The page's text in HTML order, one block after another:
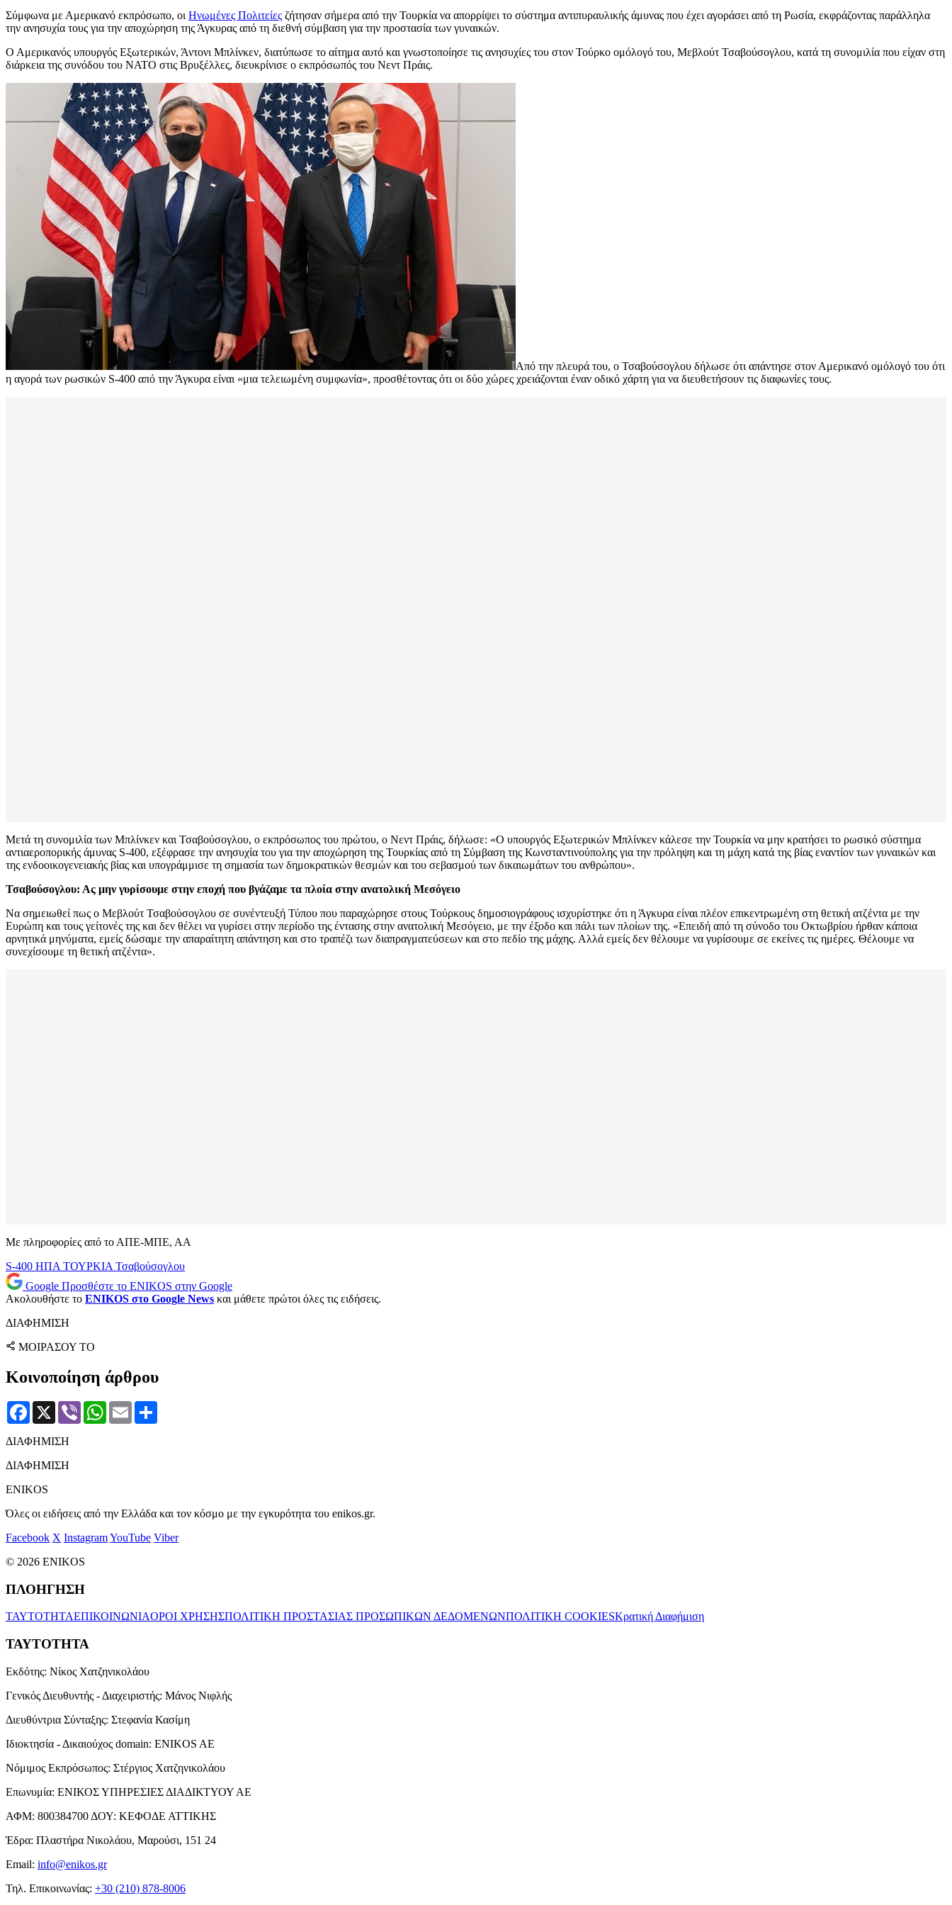
Σύμφωνα με Αμερικανό εκπρόσωπο, οι Ηνωμένες Πολιτείες ζήτησαν σήμερα από την Τουρκία να απορρίψει το σύστημα αντιπυραυλικής άμυνας που έχει αγοράσει από τη Ρωσία, εκφράζοντας παράλληλα
την ανησυχία τους για την αποχώρηση της Άγκυρας από τη διεθνή σύμβαση για την προστασία των γυναικών.
Ο Αμερικανός υπουργός Εξωτερικών, Άντονι Μπλίνκεν, διατύπωσε το αίτημα αυτό και γνωστοποίησε τις ανησυχίες του στον Τούρκο ομόλογό του, Μεβλούτ Τσαβούσογλου, κατά τη συνομιλία που είχαν στη
διάρκεια της συνόδου του ΝΑΤΟ στις Βρυξέλλες, διευκρίνισε ο εκπρόσωπός του Νεντ Πράις.
Από την πλευρά του, ο Τσαβούσογλου δήλωσε ότι απάντησε στον Αμερικανό ομόλογό του ότι
η αγορά των ρωσικών S-400 από την Άγκυρα είναι «μια τελειωμένη συμφωνία», προσθέτοντας ότι οι δύο χώρες χρειάζονται έναν οδικό χάρτη για να διευθετήσουν τις διαφωνίες τους.
Μετά τη συνομιλία των Μπλίνκεν και Τσαβούσογλου, ο εκπρόσωπος του πρώτου, ο Νεντ Πράις, δήλωσε: «Ο υπουργός Εξωτερικών Μπλίνκεν κάλεσε την Τουρκία να μην κρατήσει το ρωσικό σύστημα
αντιαεροπορικής άμυνας S-400, εξέφρασε την ανησυχία του για την αποχώρηση της Τουρκίας από τη Σύμβαση της Κωνσταντινούπολης για την πρόληψη και τη μάχη κατά της βίας εναντίον των γυναικών και
της ενδοοικογενειακής βίας και υπογράμμισε τη σημασία των δημοκρατικών θεσμών και του σεβασμού των δικαιωμάτων του ανθρώπου».
Τσαβούσογλου: Ας μην γυρίσουμε στην εποχή που βγάζαμε τα πλοία στην ανατολική Μεσόγειο
Να σημειωθεί πως ο Μεβλούτ Τσαβούσογλου σε συνέντευξή Τύπου που παραχώρησε στους Τούρκους δημοσιογράφους ισχυρίστηκε ότι η Άγκυρα είναι πλέον επικεντρωμένη στη θετική ατζέντα με την
Ευρώπη και τους γείτονές της και δεν θέλει να γυρίσει στην περίοδο της έντασης στην ανατολική Μεσόγειο, με την έξοδο και πάλι των πλοίων της. «Επειδή από τη σύνοδο του Οκτωβρίου ήρθαν κάποια
αρνητικά μηνύματα, εμείς δώσαμε την απαραίτητη απάντηση και στο τραπέζι των διαπραγματεύσεων και στο πεδίο της μάχης. Αλλά εμείς δεν θέλουμε να γυρίσουμε σε εκείνες τις ημέρες. Θέλουμε να
συνεχίσουμε τη θετική ατζέντα».
Με πληροφορίες από το ΑΠΕ-ΜΠΕ, ΑΑ
S-400 ΗΠΑ ΤΟΥΡΚΙΑ Τσαβούσογλου
Google Προσθέστε το ENIKOS στην Google
Ακολουθήστε το ENIKOS στο Google News και μάθετε πρώτοι όλες τις ειδήσεις.
ΔΙΑΦΗΜΙΣΗ
ΜΟΙΡΑΣΟΥ ΤΟ
Κοινοποίηση άρθρου
Facebook
X Viber WhatsApp
Email
ΔΙΑΦΗΜΙΣΗ
ΔΙΑΦΗΜΙΣΗ
ENIKOS
Όλες οι ειδήσεις από την Ελλάδα και τον κόσμο με την εγκυρότητα του enikos.gr.
Facebook X InstagramYouTube Viber
© 2026 ENIKOS
ΠΛΟΗΓΗΣΗ
ΤΑΥΤΟΤΗΤΑΕΠΙΚΟΙΝΩΝΙΑΟΡΟΙ ΧΡΗΣΗΣΠΟΛΙΤΙΚΗ ΠΡΟΣΤΑΣΙΑΣ ΠΡΟΣΩΠΙΚΩΝ ΔΕΔΟΜΕΝΩΝΠΟΛΙΤΙΚΗ COOKIESΚρατική Διαφήμιση
ΤΑΥΤΟΤΗΤΑ
Εκδότης: Νίκος Χατζηνικολάου
Γενικός Διευθυντής - Διαχειριστής: Μάνος Νιφλής
Διευθύντρια Σύνταξης: Στεφανία Κασίμη
Ιδιοκτησία - Δικαιούχος domain: ENIKOS AE
Νόμιμος Εκπρόσωπος: Στέργιος Χατζηνικολάου
Επωνυμία: ΕΝΙΚΟΣ ΥΠΗΡΕΣΙΕΣ ΔΙΑΔΙΚΤΥΟΥ ΑΕ
ΑΦΜ: 800384700 ΔΟΥ: ΚΕΦΟΔΕ ΑΤΤΙΚΗΣ
Έδρα: Πλαστήρα Νικολάου, Μαρούσι, 151 24
Email: info@enikos.gr
Τηλ. Επικοινωνίας: +30 (210) 878-8006